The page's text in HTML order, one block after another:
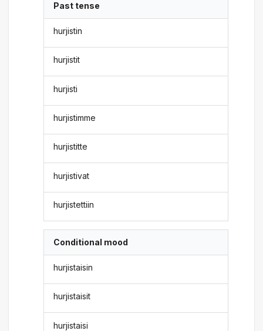
Past tense
hurjistin
hurjistit
hurjisti
hurjistimme
hurjistitte
hurjistivat
hurjistettiin
Conditional mood
hurjistaisin
hurjistaisit
hurjistaisi